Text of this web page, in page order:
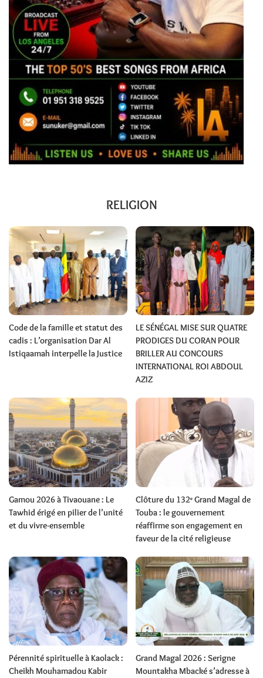
RELIGION
Code de la famille et statut des
cadis : L’organisation Dar Al
Istiqaamah interpelle la Justice
LE SÉNÉGAL MISE SUR QUATRE
PRODIGES DU CORAN POUR
BRILLER AU CONCOURS
INTERNATIONAL ROI ABDOUL
AZIZ
Gamou 2026 à Tivaouane : Le
Tawhid érigé en pilier de l’unité
et du vivre-ensemble
Clôture du 132ᵉ Grand Magal de
Touba : le gouvernement
réaffirme son engagement en
faveur de la cité religieuse
Pérennité spirituelle à Kaolack :
Cheikh Mouhamadou Kabir
Grand Magal 2026 : Serigne
Mountakha Mbacké s’adresse à